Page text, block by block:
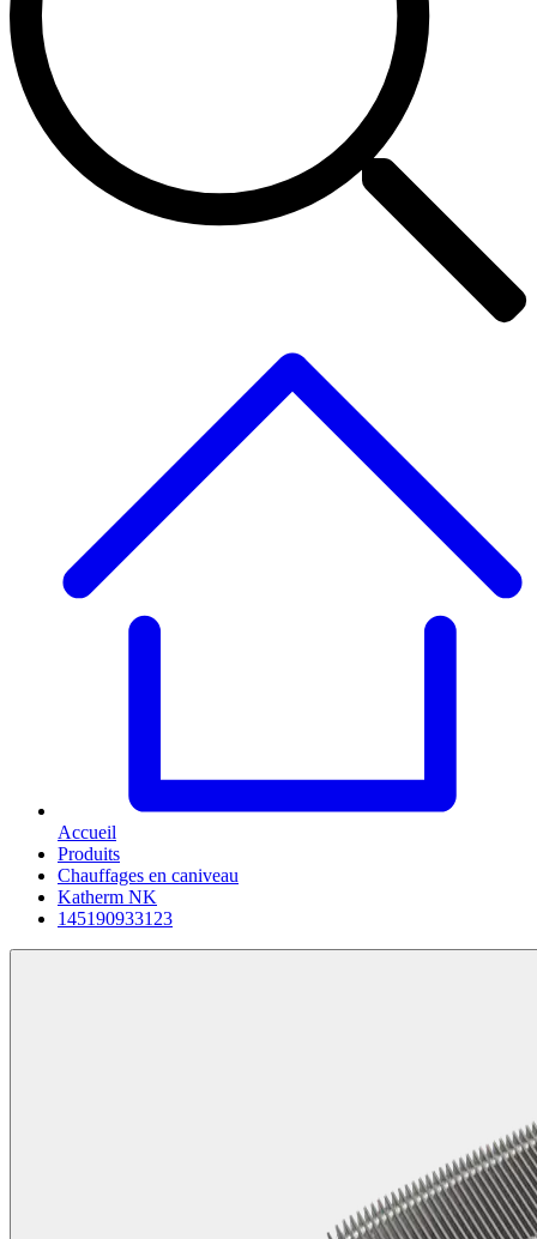
Accueil
Produits
Chauffages en caniveau
Katherm NK
145190933123